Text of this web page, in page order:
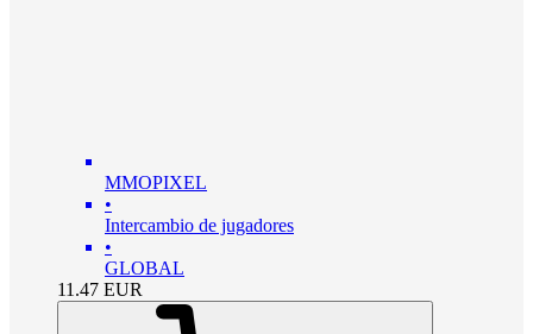
MMOPIXEL
•
Intercambio de jugadores
•
GLOBAL
11.47 EUR